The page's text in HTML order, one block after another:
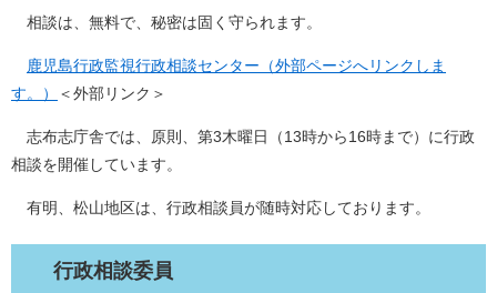
相談は、無料で、秘密は固く守られます。
鹿児島行政監視行政相談センター（外部ページへリンクしま
す。）
＜外部リンク＞
志布志庁舎では、原則、第3木曜日（13時から16時まで）に行政
相談を開催しています。
有明、松山地区は、行政相談員が随時対応しております。
行政相談委員